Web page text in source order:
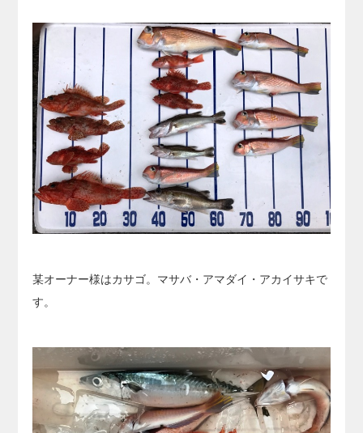
某オーナー様はカサゴ。マサバ・アマダイ・アカイサキで
す。